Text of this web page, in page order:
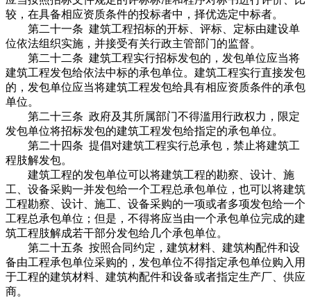
较，在具备相应资质条件的投标者中，择优选定中标者。
第二十一条 建筑工程招标的开标、评标、定标由建设单
位依法组织实施，并接受有关行政主管部门的监督。
第二十二条 建筑工程实行招标发包的，发包单位应当将
建筑工程发包给依法中标的承包单位。建筑工程实行直接发包
的，发包单位应当将建筑工程发包给具有相应资质条件的承包
单位。
第二十三条 政府及其所属部门不得滥用行政权力，限定
发包单位将招标发包的建筑工程发包给指定的承包单位。
第二十四条 提倡对建筑工程实行总承包，禁止将建筑工
程肢解发包。
建筑工程的发包单位可以将建筑工程的勘察、设计、施
工、设备采购一并发包给一个工程总承包单位，也可以将建筑
工程勘察、设计、施工、设备采购的一项或者多项发包给一个
工程总承包单位；但是，不得将应当由一个承包单位完成的建
筑工程肢解成若干部分发包给几个承包单位。
第二十五条 按照合同约定，建筑材料、建筑构配件和设
备由工程承包单位采购的，发包单位不得指定承包单位购入用
于工程的建筑材料、建筑构配件和设备或者指定生产厂、供应
商。